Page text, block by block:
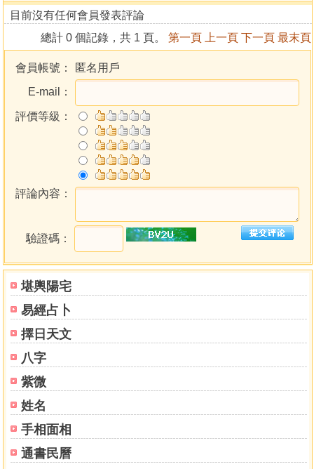
堪輿陽宅
易經占卜
擇日天文
八字
紫微
姓名
手相面相
通書民曆
晰明快，傳授脈理真訣，次要熟識巒頭，稍有見地，然後讀
書，方能所得，否則登山茫然，難能識山川之妙，地理之
目錄
自序
給讀者的四點提示
壹、免費接受考試論斷驗證
貳、研習風水地理的態度與須知
參、陰陽宅及大小太極論述有異
肆、論斷不準，其故安在？
第二節 論斷憑藉
第三節 形象的義涵
第四節 任何景象或起心動念均有吉凶
第五節 從易經談形象及陽宅之吉凶
第六節 形象地理學之綱構與原理
第二章 風水地理基本理則
第一節 何謂風水
第二節 磁格論
第三節 風水原則
第四節 風水之氣
第五節 干支與五行之性情
第六節 二十八星宿
第七節 太極與陰陽
第八節 理象數的運用
目前沒有任何會員發表評論
總計 0 個記錄，共 1 頁。 第一頁 上一頁 下一頁 最末頁
會員帳號：
匿名用戶
E-mail：
評價等級：
評論內容：
驗證碼：